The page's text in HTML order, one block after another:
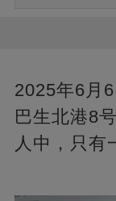
2025年6月
巴生北港8
人中，只有